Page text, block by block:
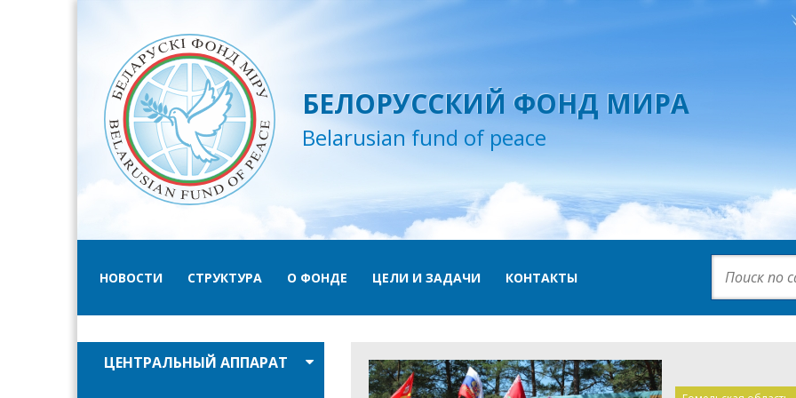
БЕЛОРУССКИЙ ФОНД МИРА
Belarusian fund of peace
НОВОСТИ СТРУКТУРА О ФОНДЕ ЦЕЛИ И ЗАДАЧИ КОНТАКТЫ
ЦЕНТРАЛЬНЫЙ АППАРАТ